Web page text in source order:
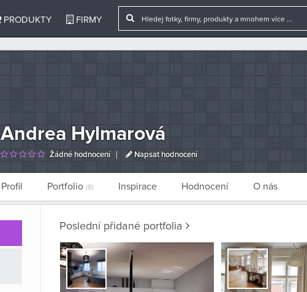
PRODUKTY FIRMY
Andrea Hylmarová
Žádné hodnocení Napsat hodnocení
Profil Portfolio (8) Inspirace Hodnocení O nás
Poslední přidané portfolia